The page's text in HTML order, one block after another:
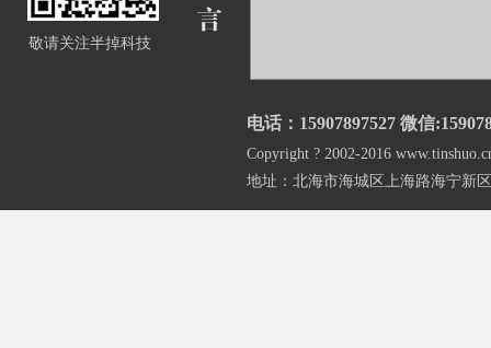
敬请关注半掉科技
电话：15907897527 微信
Copyright ? 2002-2016
地址：北海市海城区上海路海宁新